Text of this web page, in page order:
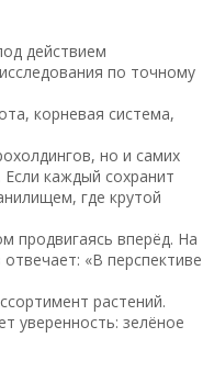
действием
по точному
корневая система,
но и самих
каждый сохранит
где крутой
продвигаясь вперёд. На
«В перспективе
растений.
уверенность: зелёное